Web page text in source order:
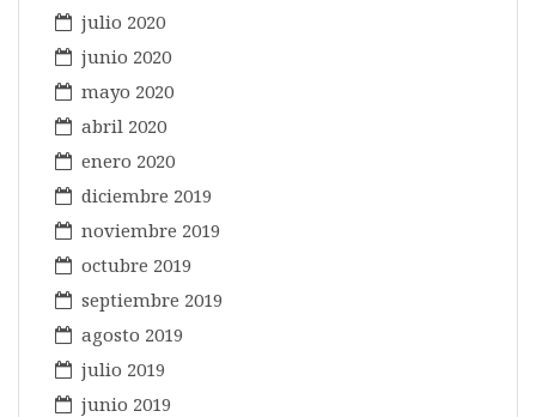
julio 2020
junio 2020
mayo 2020
abril 2020
enero 2020
diciembre 2019
noviembre 2019
octubre 2019
septiembre 2019
agosto 2019
julio 2019
junio 2019